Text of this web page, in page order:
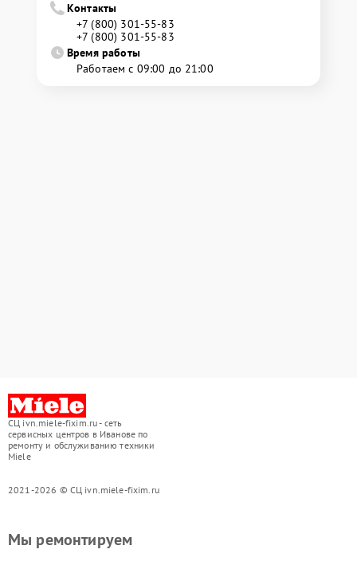
Контакты
+7 (800) 301-55-83
+7 (800) 301-55-83
Время работы
Работаем с 09:00 до 21:00
СЦ ivn.miele-fixim.ru - сеть
сервисных центров в Иванове по
ремонту и обслуживанию техники
Miele
2021-2026 © СЦ ivn.miele-fixim.ru
Мы ремонтируем